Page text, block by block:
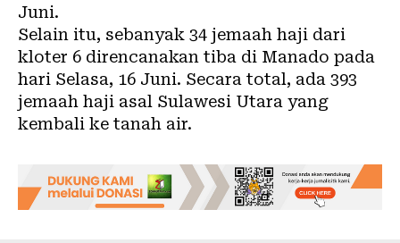
Juni.
Selain itu, sebanyak 34 jemaah haji dari
kloter 6 direncanakan tiba di Manado pada
hari Selasa, 16 Juni. Secara total, ada 393
jemaah haji asal Sulawesi Utara yang
kembali ke tanah air.